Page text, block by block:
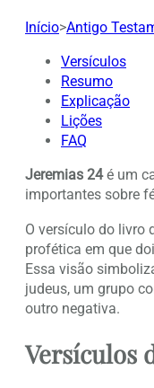
Início>Antigo
Versículos
Resumo
Explicação
Lições
FAQ
Jeremias 24é um
importantes sobre
O versículo do livro
profética em que
Essa visão
judeus, um grupo
outro negativa.
Versículos